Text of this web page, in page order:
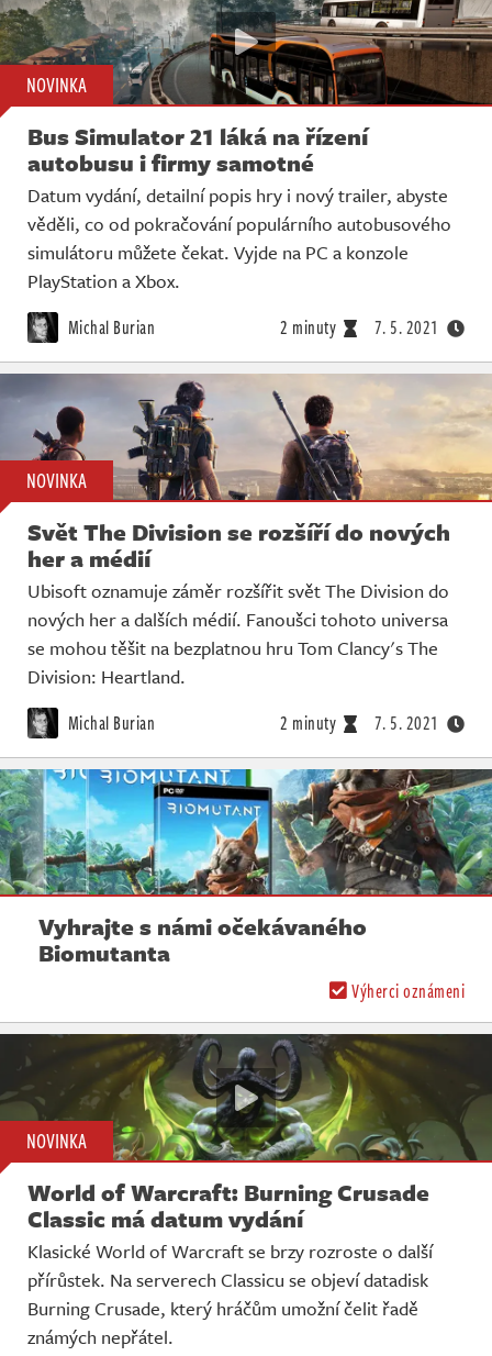
NOVINKA
Bus Simulator 21 láká na řízení
autobusu i firmy samotné
Datum vydání, detailní popis hry i nový trailer, abyste
věděli, co od pokračování populárního autobusového
simulátoru můžete čekat. Vyjde na PC a konzole
PlayStation a Xbox.
Michal Burian 2 minuty 7. 5. 2021
NOVINKA
Svět The Division se rozšíří do nových
her a médií
Ubisoft oznamuje záměr rozšířit svět The Division do
nových her a dalších médií. Fanoušci tohoto universa
se mohou těšit na bezplatnou hru Tom Clancy's The
Division: Heartland.
Michal Burian 2 minuty 7. 5. 2021
Vyhrajte s námi očekávaného
Biomutanta
Výherci oznámeni
NOVINKA
World of Warcraft: Burning Crusade
Classic má datum vydání
Klasické World of Warcraft se brzy rozroste o další
přírůstek. Na serverech Classicu se objeví datadisk
Burning Crusade, který hráčům umožní čelit řadě
známých nepřátel.